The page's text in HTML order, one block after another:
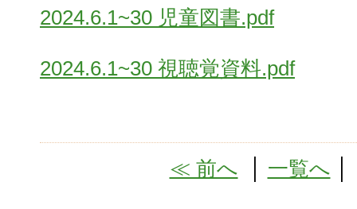
2024.6.1~30 児童図書.pdf
2024.6.1~30 視聴覚資料.pdf
≪ 前へ 一覧へ